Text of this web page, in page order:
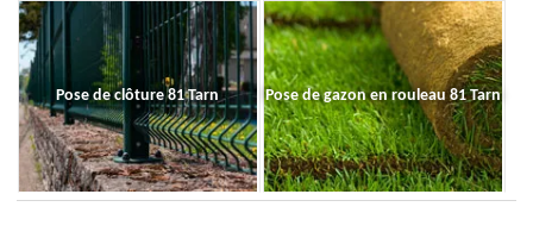
Pose de clôture 81 Tarn Pose de gazon en rouleau 81 Tarn